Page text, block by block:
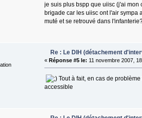
je suis plus bspp que uiisc (j'ai mon
brigade car les uiisc ont l'air sympa
muté et se retrouvé dans
Re : Le DIH (détachement
« Réponse #5 le: 11 novembre 2007,
Tout à fait, en cas de
accessible